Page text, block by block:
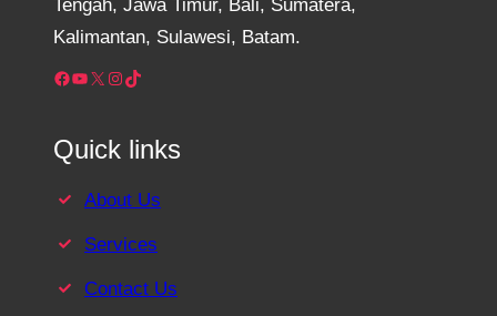
Tengah, Jawa Timur, Bali, Sumatera,
Kalimantan, Sulawesi, Batam.
Facebook YouTube X Instagram TikTok
Quick links
About Us
Services
Contact Us